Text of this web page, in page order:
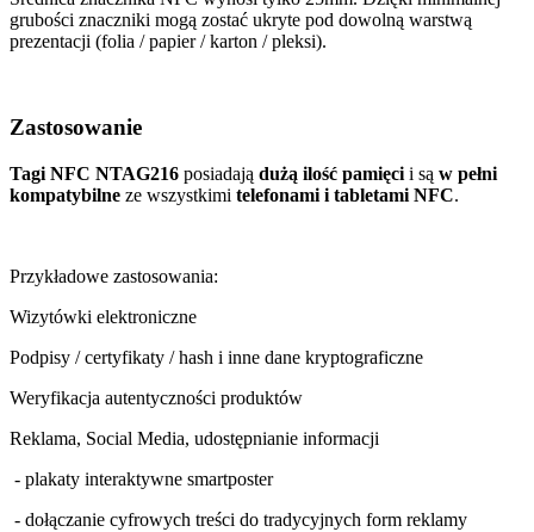
grubości znaczniki mogą zostać ukryte pod dowolną warstwą
prezentacji (folia / papier / karton / pleksi).
Zastosowanie
Tagi NFC NTAG216 posiadają dużą ilość pamięci i są w pełni
kompatybilne ze wszystkimi telefonami i tabletami NFC.
Przykładowe zastosowania:
Wizytówki elektroniczne
Podpisy / certyfikaty / hash i inne dane kryptograficzne
Weryfikacja autentyczności produktów
Reklama, Social Media, udostępnianie informacji
- plakaty interaktywne smartposter
- dołączanie cyfrowych treści do tradycyjnych form reklamy